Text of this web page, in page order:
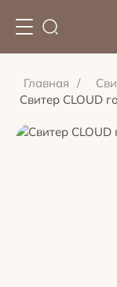
Главная /
Свитер CLOUD